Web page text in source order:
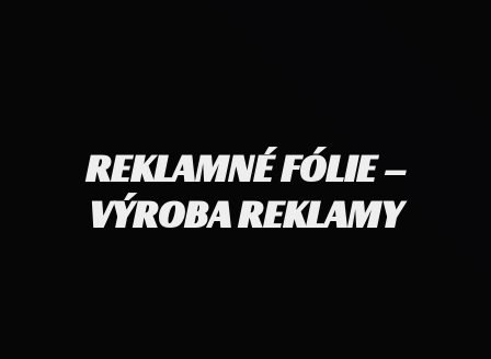
REKLAMNÉ FÓLIE –
VÝROBA REKLAMY